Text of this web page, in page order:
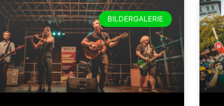
BILDERGALERIE